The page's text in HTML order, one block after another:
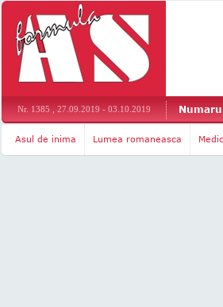
Nr. 1385 , 27.09.2019 - 03.10.2019
Asul de inima Lumea romaneasca